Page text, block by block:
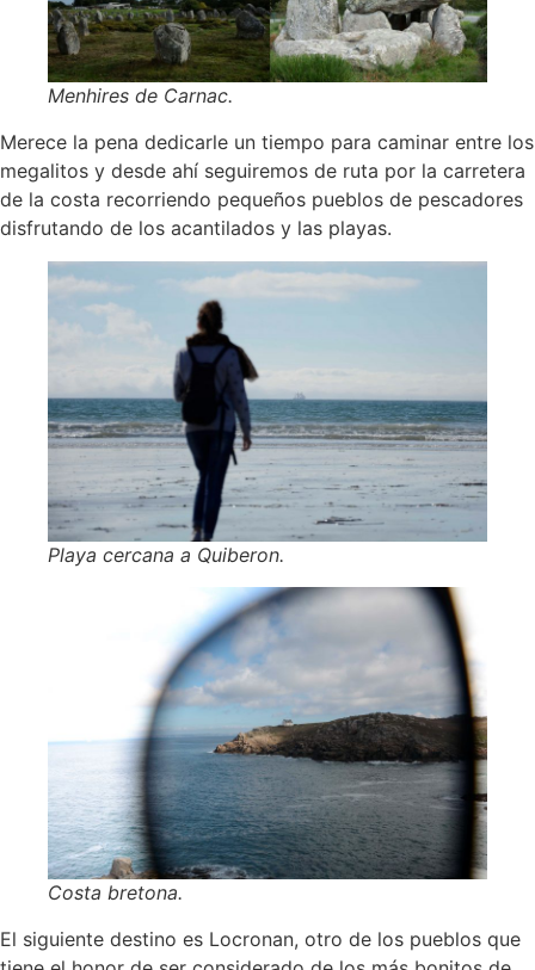
Menhires de Carnac.
Merece la pena dedicarle un tiempo para caminar entre los
megalitos y desde ahí seguiremos de ruta por la carretera
de la costa recorriendo pequeños pueblos de pescadores
disfrutando de los acantilados y las playas.
Playa cercana a Quiberon.
Costa bretona.
El siguiente destino es Locronan, otro de los pueblos que